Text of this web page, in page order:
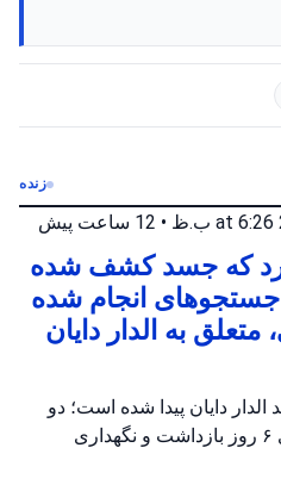
زنده
• 12 ساعت پیش
کرد که جسد کشف شده
انجام شده
به الدار دایان
دایان پیدا شده است؛ دو
مظنون در تحقیقات جاری برای ۶ روز بازداشت و نگهداری